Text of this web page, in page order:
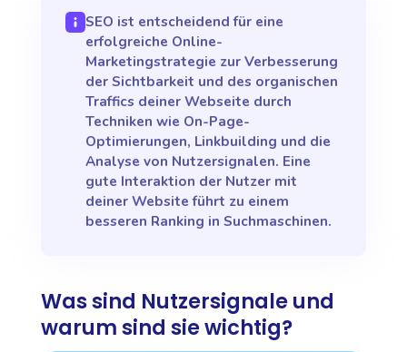
SEO ist entscheidend für eine
erfolgreiche Online-
Marketingstrategie zur Verbesserung
der Sichtbarkeit und des organischen
Traffics deiner Webseite durch
Techniken wie On-Page-
Optimierungen, Linkbuilding und die
Analyse von Nutzersignalen. Eine
gute Interaktion der Nutzer mit
deiner Website führt zu einem
besseren Ranking in Suchmaschinen.
Was sind Nutzersignale und
warum sind sie wichtig?